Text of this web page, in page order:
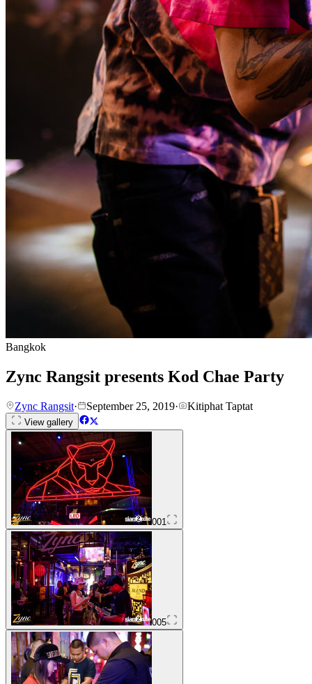
Bangkok
Zync Rangsit presents Kod Chae Party
Zync Rangsit· September 25, 2019· Kitiphat Taptat
View gallery
001
005